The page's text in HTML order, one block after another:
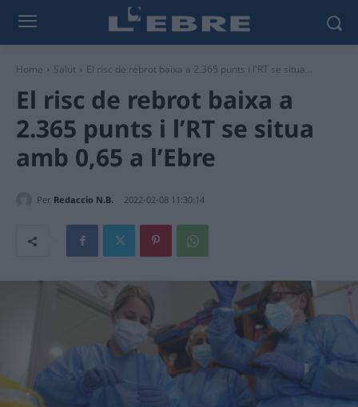
Home Salut El risc de rebrot baixa a 2.365 punts i l'RT se situa...
El risc de rebrot baixa a
2.365 punts i l’RT se situa
amb 0,65 a l’Ebre
Per Redaccio N.B. 2022-02-08 11:30:14